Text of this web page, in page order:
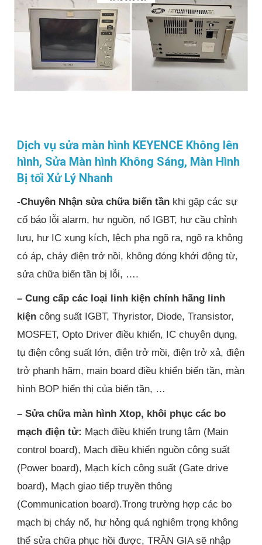
Dịch vụ sửa màn hình KEYENCE Không lên
hình, Sửa Màn hình Không Sáng, Màn Hình
Bị tối Xử Lý Nhanh
-Chuyên Nhận sửa chữa biến tần khi gặp các sự
cố báo lỗi alarm, hư nguồn, nổ IGBT, hư cầu chỉnh
lưu, hư IC xung kích, lệch pha ngõ ra, ngõ ra không
có áp, cháy điện trở nồi, không đóng khởi động từ,
sửa chữa biến tần bị lỗi, ….
– Cung cấp các loại linh kiện chính hãng linh
kiện công suất IGBT, Thyristor, Diode, Transistor,
MOSFET, Opto Driver điều khiển, IC chuyên dụng,
tụ điện công suất lớn, điện trở mồi, điện trở xả, điện
trở phanh hãm, main board điều khiển biến tần, màn
hình BOP hiển thị của biến tần, …
– Sửa chữa màn hình Xtop, khôi phục các bo
mạch điện tử: Mạch điều khiển trung tâm (Main
control board), Mạch điều khiển nguồn công suất
(Power board), Mạch kích công suất (Gate drive
board), Mạch giao tiếp truyền thông
(Communication board).Trong trường hợp các bo
mạch bị cháy nổ, hư hỏng quá nghiêm trọng không
thể sửa chữa phục hồi được, TRẦN GIA sẽ nhập